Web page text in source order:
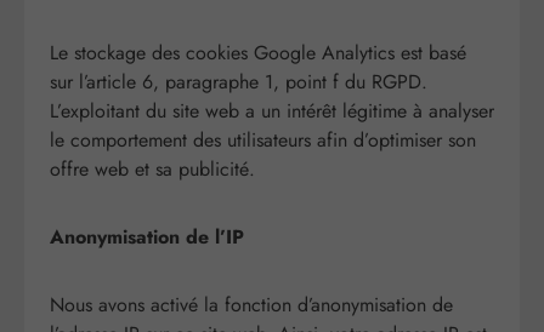
Le stockage des cookies Google Analytics est basé
sur l’article 6, paragraphe 1, point f du RGPD.
L’exploitant du site web a un intérêt légitime à analyser
le comportement des utilisateurs afin d’optimiser son
offre web et sa publicité.
Anonymisation de l’IP
Nous avons activé la fonction d’anonymisation de